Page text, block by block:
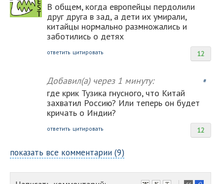
В общем, когда европейцы пердолили
друг друга в зад, а дети их умирали,
китайцы нормально размножались и
заботились о детях
12
ответить цитировать
Добавил(а) через 1 минуту: #
где крик Тузика гнусного, что Китай
захватил Россию? Или теперь он будет
кричать о Индии?
12
ответить цитировать
показать все комментарии (9)